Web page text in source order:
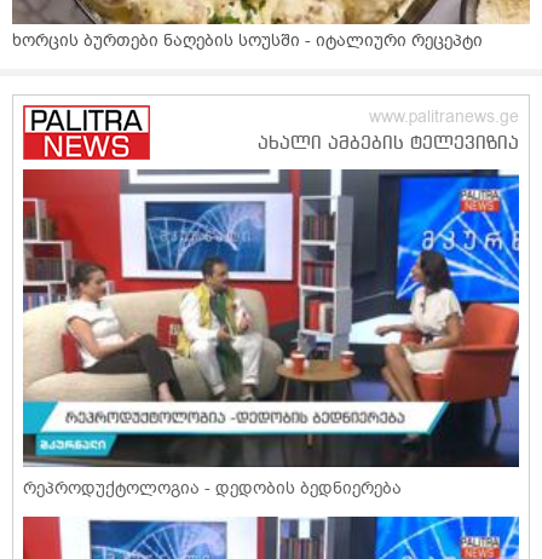
ხორცის ბურთები ნაღების სოუსში - იტალიური რეცეპტი
რეპროდუქტოლოგია - დედობის ბედნიერება